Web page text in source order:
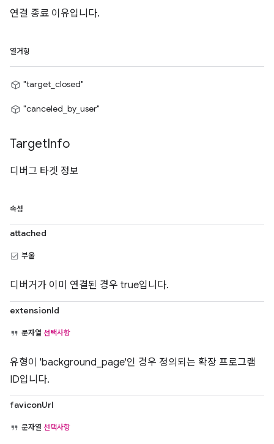
연결 종료 이유입니다.
열거형
"target_closed"
"canceled_by_user"
TargetInfo
디버그 타겟 정보
속성
attached
부울
디버거가 이미 연결된 경우 true입니다.
extensionId
문자열 선택사항
유형이 'background_page'인 경우 정의되는 확장 프로그램
ID입니다.
faviconUrl
문자열 선택사항